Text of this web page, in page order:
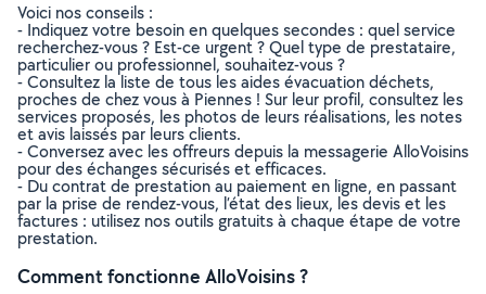
Voici nos conseils :
- Indiquez votre besoin en quelques secondes : quel service
recherchez-vous ? Est-ce urgent ? Quel type de prestataire,
particulier ou professionnel, souhaitez-vous ?
- Consultez la liste de tous les aides évacuation déchets,
proches de chez vous à Piennes ! Sur leur profil, consultez les
services proposés, les photos de leurs réalisations, les notes
et avis laissés par leurs clients.
- Conversez avec les offreurs depuis la messagerie AlloVoisins
pour des échanges sécurisés et efficaces.
- Du contrat de prestation au paiement en ligne, en passant
par la prise de rendez-vous, l’état des lieux, les devis et les
factures : utilisez nos outils gratuits à chaque étape de votre
prestation.
Comment fonctionne AlloVoisins ?